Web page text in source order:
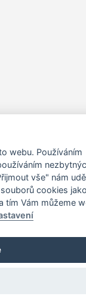
webu. Používáním
vše" nám
cookies
tím Vám můžeme